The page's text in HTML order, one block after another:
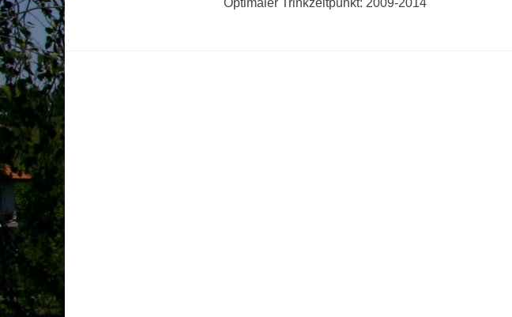
Optimaler Trinkzeitpunkt: 2009-2014